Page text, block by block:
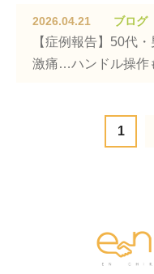
2026.04.21 ブログ
【症例報告】50代
激痛…ハンドル操作
1